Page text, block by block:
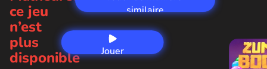
Jouer
ce jeu
n’est
plus
disponible
similaire